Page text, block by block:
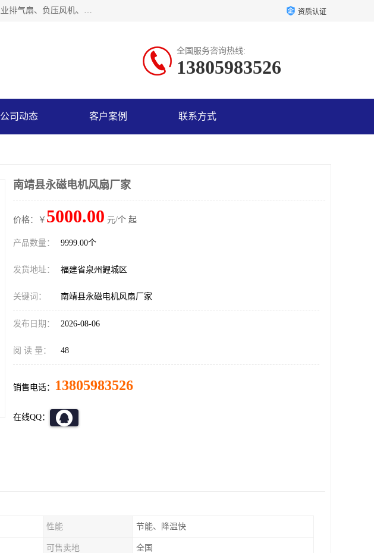
泉州力顺电器有限公司主营：泉州降温水帘、泉州负压风机、泉州冷风机空调、工业排气扇、冷风机、工业排气扇、负压风机、负压风机、水冷空调、降温水帘等产品。为用户解决了通风、降温、除味、除尘等难题，其环保、节能的理念与用户的实践检验结果相吻合，赢得了广大客户的信誉和青睐。 资质认证
全国服务咨询热线:
13805983526
公司动态 客户案例 联系方式
南靖县永磁电机风扇厂家
价格：￥ 5000.00 元/个 起
产品数量： 9999.00个
发货地址： 福建省泉州鲤城区
关键词： 南靖县永磁电机风扇厂家
发布日期： 2026-08-06
阅 读 量： 48
销售电话： 13805983526
在线QQ：
性能 节能、降温快
可售卖地 全国